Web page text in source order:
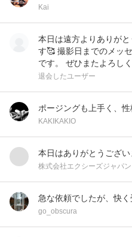
Kai
本日は遠方よりありが
す🥰 撮影日までのメッ
です。 ぜひまたよろし
退会したユーザー
ポージングも上手く、
KAKIKAKIO
本日はありがとうござ
株式会社エクシーズジャパン
急な依頼でしたが、快
go_obscura